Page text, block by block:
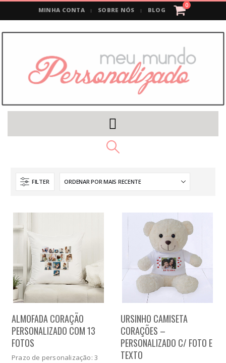
MINHA CONTA SOBRE NÓS BLOG
0
FILTER
ALMOFADA CORAÇÃO
PERSONALIZADO COM 13
FOTOS
Prazo de personalização: 3
URSINHO CAMISETA
CORAÇÕES –
PERSONALIZADO C/ FOTO E
TEXTO